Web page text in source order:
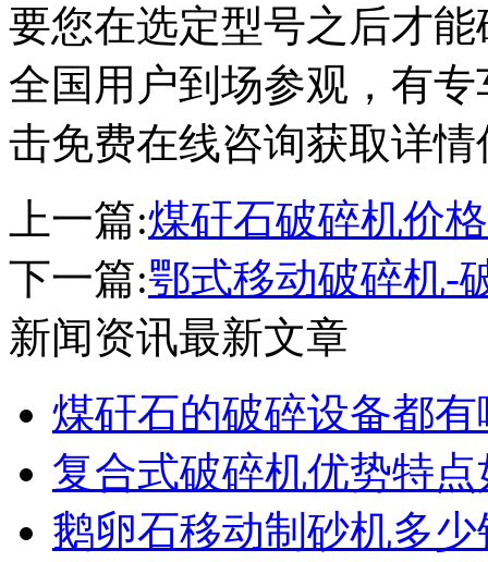
要您在选定型号之后才
全国用户到场参观，有
击免费在线咨询获取详
上一篇:煤矸石破碎机价
下一篇:鄂式移动破碎机-
新闻资讯最新文章
煤矸石的破碎设备都
复合式破碎机优势特
鹅卵石移动制砂机多